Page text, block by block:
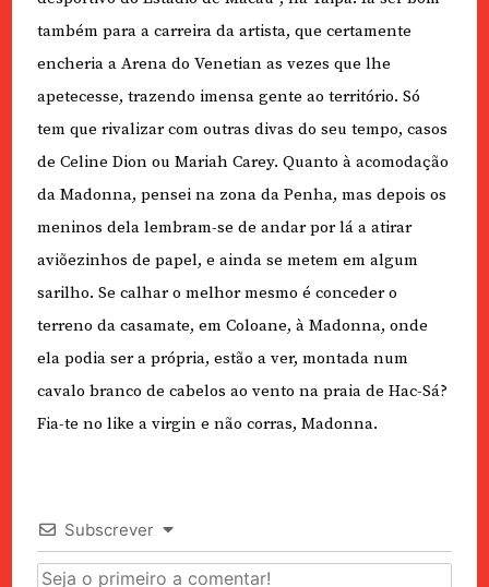
também para a carreira da artista, que certamente
encheria a Arena do Venetian as vezes que lhe
apetecesse, trazendo imensa gente ao território. Só
tem que rivalizar com outras divas do seu tempo, casos
de Celine Dion ou Mariah Carey. Quanto à acomodação
da Madonna, pensei na zona da Penha, mas depois os
meninos dela lembram-se de andar por lá a atirar
aviõezinhos de papel, e ainda se metem em algum
sarilho. Se calhar o melhor mesmo é conceder o
terreno da casamate, em Coloane, à Madonna, onde
ela podia ser a própria, estão a ver, montada num
cavalo branco de cabelos ao vento na praia de Hac-Sá?
Fia-te no like a virgin e não corras, Madonna.
Subscrever